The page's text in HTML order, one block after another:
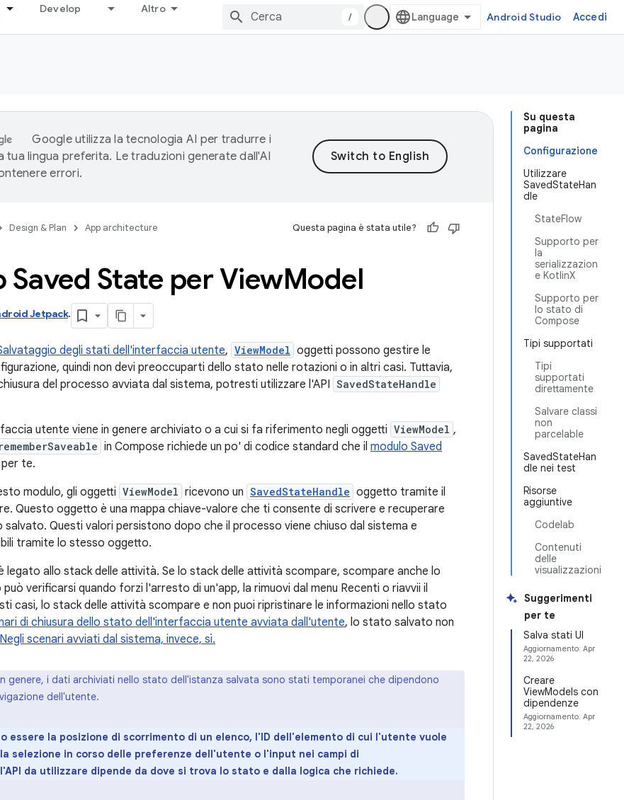
Develop Altro
/ Android Studio Accedi
Su questa
pagina
Configurazione
Utilizzare
SavedStateHan
dle
StateFlow
Supporto per
la
serializzazion
e KotlinX
Supporto per
lo stato di
Compose
Tipi supportati
Tipi
supportati
direttamente
Salvare classi
non
parcelable
SavedStateHan
dle nei test
Risorse
aggiuntive
Codelab
Contenuti
delle
visualizzazioni
Suggerimenti
per te
Salva stati UI
Aggiornamento: Apr
22, 2026
Creare
ViewModels con
dipendenze
Aggiornamento: Apr
22, 2026
Google utilizza la tecnologia AI per tradurre i
tua lingua preferita. Le traduzioni generate dall'AI
errori.
Design & Plan App architecture Questa pagina è stata utile?
Saved State per ViewModel
Jetpack.
degli stati dell'interfaccia utente, ViewModel oggetti possono gestire le
quindi non devi preoccuparti dello stato nelle rotazioni o in altri casi. Tuttavia,
del processo avviata dal sistema, potresti utilizzare l'API SavedStateHandle
utente viene in genere archiviato o a cui si fa riferimento negli oggetti ViewModel ,
rememberSaveable in Compose richiede un po' di codice standard che il modulo Saved
te.
modulo, gli oggetti ViewModel ricevono un SavedStateHandle oggetto tramite il
Questo oggetto è una mappa chiave-valore che ti consente di scrivere e recuperare
Questi valori persistono dopo che il processo viene chiuso dal sistema e
tramite lo stesso oggetto.
allo stack delle attività. Se lo stack delle attività scompare, scompare anche lo
verificarsi quando forzi l'arresto di un'app, la rimuovi dal menu Recenti o riavvii il
casi, lo stack delle attività scompare e non puoi ripristinare le informazioni nello stato
di chiusura dello stato dell'interfaccia utente avviata dall'utente, lo stato salvato non
Negli scenari avviati dal sistema, invece, sì.
genere, i dati archiviati nello stato dell'istanza salvata sono stati temporanei che dipendono
dell'utente.
essere la posizione di scorrimento di un elenco, l'ID dell'elemento di cui l'utente vuole
selezione in corso delle preferenze dell'utente o l'input nei campi di
da utilizzare dipende da dove si trova lo stato e dalla logica che richiede.